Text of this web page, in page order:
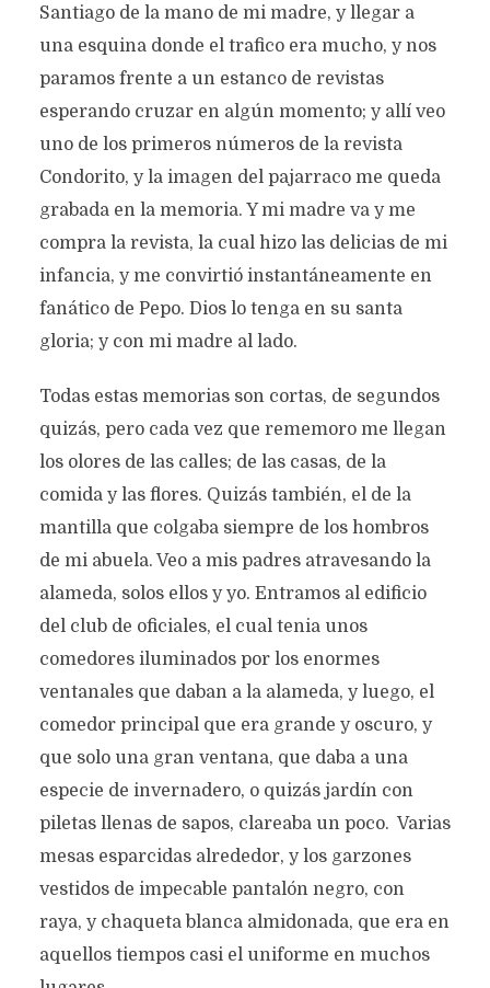
Santiago de la mano de mi madre, y llegar a
una esquina donde el trafico era mucho, y nos
paramos frente a un estanco de revistas
esperando cruzar en algún momento; y allí veo
uno de los primeros números de la revista
Condorito, y la imagen del pajarraco me queda
grabada en la memoria. Y mi madre va y me
compra la revista, la cual hizo las delicias de mi
infancia, y me convirtió instantáneamente en
fanático de Pepo. Dios lo tenga en su santa
gloria; y con mi madre al lado.
Todas estas memorias son cortas, de segundos
quizás, pero cada vez que rememoro me llegan
los olores de las calles; de las casas, de la
comida y las flores. Quizás también, el de la
mantilla que colgaba siempre de los hombros
de mi abuela. Veo a mis padres atravesando la
alameda, solos ellos y yo. Entramos al edificio
del club de oficiales, el cual tenia unos
comedores iluminados por los enormes
ventanales que daban a la alameda, y luego, el
comedor principal que era grande y oscuro, y
que solo una gran ventana, que daba a una
especie de invernadero, o quizás jardín con
piletas llenas de sapos, clareaba un poco. Varias
mesas esparcidas alrededor, y los garzones
vestidos de impecable pantalón negro, con
raya, y chaqueta blanca almidonada, que era en
aquellos tiempos casi el uniforme en muchos